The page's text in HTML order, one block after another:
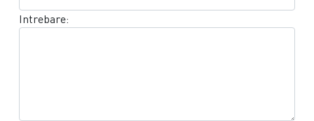
Intrebare: